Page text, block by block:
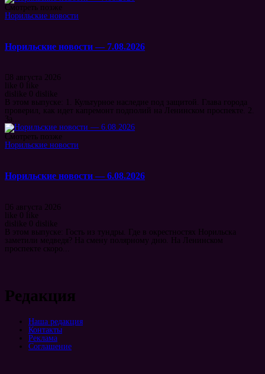
Смотреть позже
Норильские новости
Норильские новости — 7.08.2026
8 августа 2026
like
0
like
dislike
0 dislike
В этом выпуске: 1. Культурное наследие под защитой. Глава города
проверил, как идет капремонт подполий на Ленинском проспекте. 2.
За...
Смотреть позже
Норильские новости
Норильские новости — 6.08.2026
6 августа 2026
like
0
like
dislike
0 dislike
В этом выпуске: Гость из тундры. Где в окрестностях Норильска
заметили медведя? На смену полярному дню. На Ленинском
проспекте скоро...
Редакция
Наша редакция
Контакты
Реклама
Соглашение